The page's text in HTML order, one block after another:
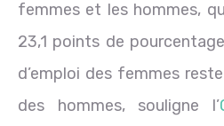
femmes et les hommes,
23,1 points de
d’emploi des femmes
des hommes, souligne l’